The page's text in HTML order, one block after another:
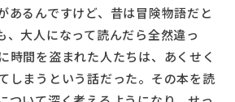
あるんですけど、昔は冒険物語だと
、大人になって読んだら全然違っ
時間を盗まれた人たちは、あくせく
しまうという話だった。その本を読